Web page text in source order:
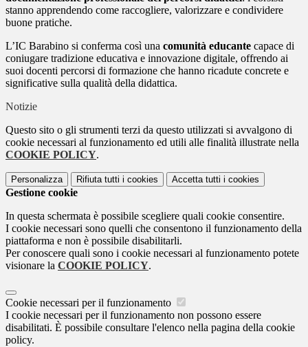
stanno apprendendo come raccogliere, valorizzare e condividere
buone pratiche.
L’IC Barabino si conferma così una comunità educante capace di
coniugare tradizione educativa e innovazione digitale, offrendo ai
suoi docenti percorsi di formazione che hanno ricadute concrete e
significative sulla qualità della didattica.
Notizie
Questo sito o gli strumenti terzi da questo utilizzati si avvalgono di
cookie necessari al funzionamento ed utili alle finalità illustrate nella
COOKIE POLICY.
Personalizza Rifiuta tutti i cookies Accetta tutti i cookies
Gestione cookie
In questa schermata è possibile scegliere quali cookie consentire.
I cookie necessari sono quelli che consentono il funzionamento della
piattaforma e non è possibile disabilitarli.
Per conoscere quali sono i cookie necessari al funzionamento potete
visionare la COOKIE POLICY.
Cookie necessari per il funzionamento
I cookie necessari per il funzionamento non possono essere
disabilitati. È possibile consultare l'elenco nella pagina della cookie
policy.